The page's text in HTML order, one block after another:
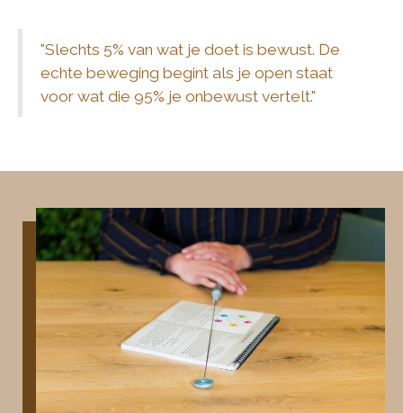
"Slechts 5% van wat je doet is bewust. De
echte beweging begint als je open staat
voor wat die 95% je onbewust vertelt."